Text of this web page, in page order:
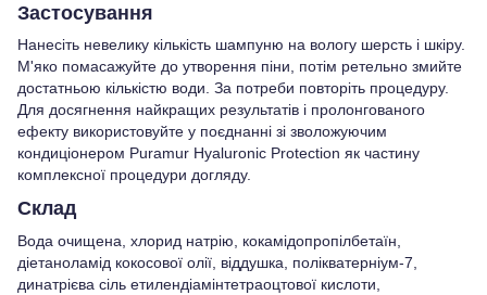
Застосування
Нанесіть невелику кількість шампуню на вологу шерсть і шкіру.
М'яко помасажуйте до утворення піни, потім ретельно змийте
достатньою кількістю води. За потреби повторіть процедуру.
Для досягнення найкращих результатів і пролонгованого
ефекту використовуйте у поєднанні зі зволожуючим
кондиціонером Puramur Hyaluronic Protection як частину
комплексної процедури догляду.
Склад
Вода очищена, хлорид натрію, кокамідопропілбетаїн,
діетаноламід кокосової олії, віддушка, полікватерніум-7,
динатрієва сіль етилендіамінтетраоцтової кислоти,